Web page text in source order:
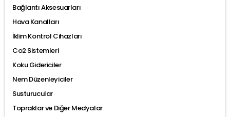
Bağlantı Aksesuarları
Hava Kanalları
İklim Kontrol Cihazları
Co2 Sistemleri
Koku Gidericiler
Nem Düzenleyiciler
Susturucular
Topraklar ve Diğer Medyalar